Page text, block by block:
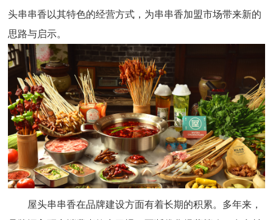
头串串香以其特色的经营方式，为串串香加盟市场带来新的
思路与启示。
屋头串串香在品牌建设方面有着长期的积累。多年来，